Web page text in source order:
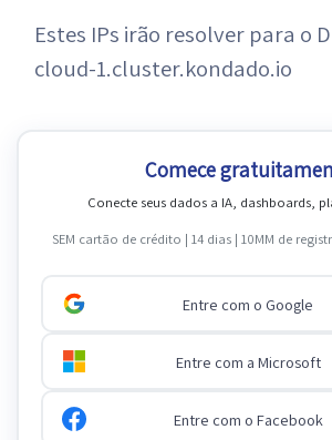
Estes IPs irão resolver para o
cloud-1.cluster.kondado.io
Comece
Conecte seus dados a IA, dashboards,
SEM cartão de crédito | 14 dias | 10MM de
Entre com o Google
Entre com a Microsoft
Entre com o Facebook